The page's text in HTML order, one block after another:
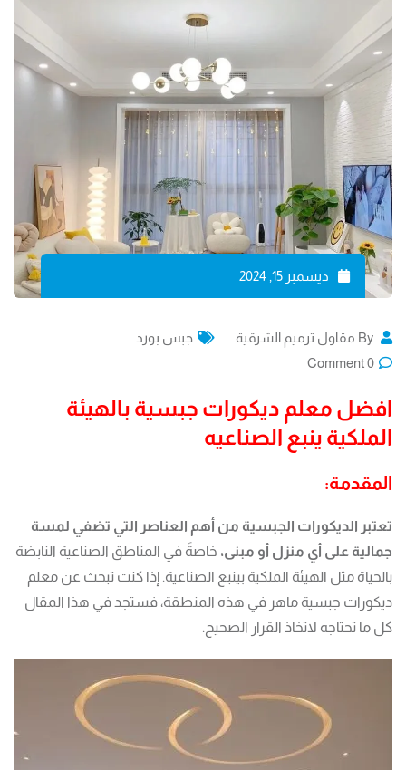
ديسمبر 15, 2024
By مقاول ترميم الشرقية
جبس بورد
0
Comment
افضل معلم ديكورات جبسية بالهيئة
الملكية ينبع الصناعيه
المقدمة:
تعتبر الديكورات الجبسية من أهم العناصر التي تضفي لمسة
جمالية على أي منزل أو مبنى، خاصةً في المناطق الصناعية النابضة
بالحياة مثل الهيئة الملكية بينبع الصناعية. إذا كنت تبحث عن معلم
ديكورات جبسية ماهر في هذه المنطقة، فستجد في هذا المقال
كل ما تحتاجه لاتخاذ القرار الصحيح.